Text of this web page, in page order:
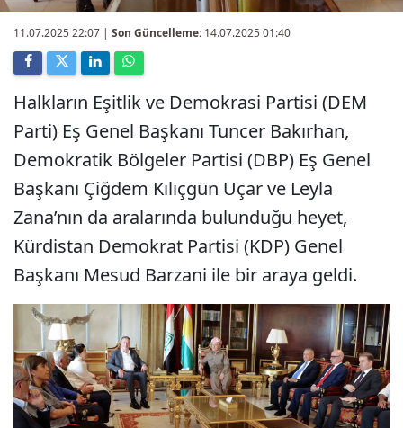
11.07.2025 22:07 | Son Güncelleme: 14.07.2025 01:40
Halkların Eşitlik ve Demokrasi Partisi (DEM
Parti) Eş Genel Başkanı Tuncer Bakırhan,
Demokratik Bölgeler Partisi (DBP) Eş Genel
Başkanı Çiğdem Kılıçgün Uçar ve Leyla
Zana’nın da aralarında bulunduğu heyet,
Kürdistan Demokrat Partisi (KDP) Genel
Başkanı Mesud Barzani ile bir araya geldi.